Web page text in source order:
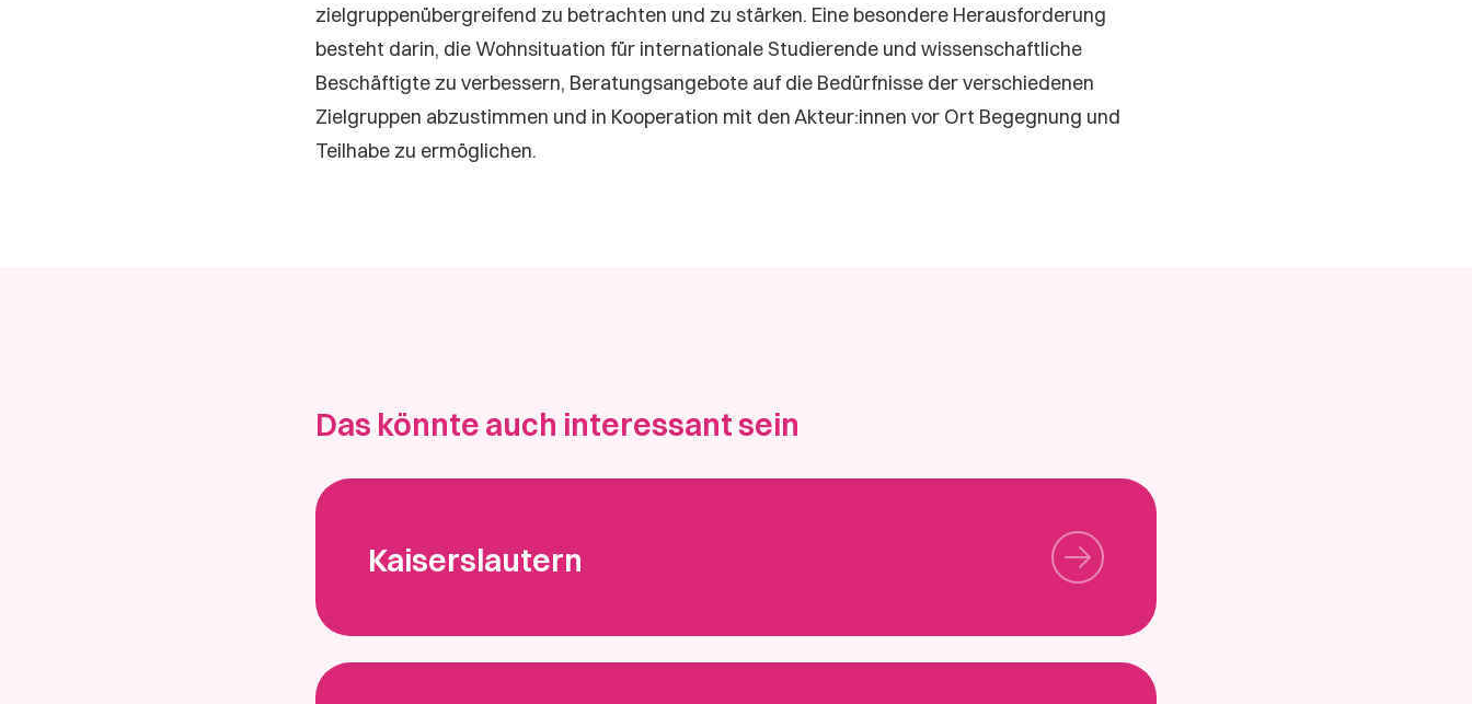
zielgruppenübergreifend zu betrachten und zu stärken. Eine besondere Herausforderung
besteht darin, die Wohnsituation für internationale Studierende und wissenschaftliche
Beschäftigte zu verbessern, Beratungsangebote auf die Bedürfnisse der verschiedenen
Zielgruppen abzustimmen und in Kooperation mit den Akteur:innen vor Ort Begegnung und
Teilhabe zu ermöglichen.
Das könnte auch interessant sein
Kaiserslautern